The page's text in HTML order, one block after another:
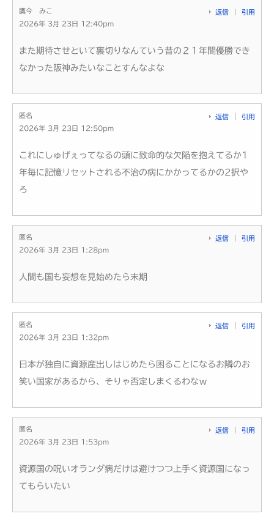
鷹今 みこ
2026年 3月 23日 12:40pm
返信 引用
また期待させといて裏切りなんていう昔の２１年間優勝でき
なかった阪神みたいなことすんなよな
匿名
2026年 3月 23日 12:50pm
返信 引用
これにしゅげぇってなるの頭に致命的な欠陥を抱えてるか1
年毎に記憶リセットされる不治の病にかかってるかの2択や
ろ
匿名
2026年 3月 23日 1:28pm
返信 引用
人間も国も妄想を見始めたら末期
匿名
2026年 3月 23日 1:32pm
返信 引用
日本が独自に資源産出しはじめたら困ることになるお隣のお
笑い国家があるから、そりゃ否定しまくるわなｗ
匿名
2026年 3月 23日 1:53pm
返信 引用
資源国の呪いオランダ病だけは避けつつ上手く資源国になっ
てもらいたい